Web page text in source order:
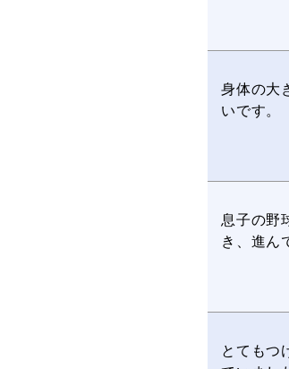
身体の大
いです。
息子の野
き、進ん
とてもつ